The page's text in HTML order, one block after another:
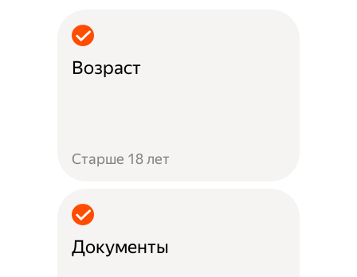
Возраст
Старше 18 лет
Документы